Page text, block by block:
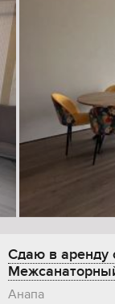
Сдаю в аренду
Анапа